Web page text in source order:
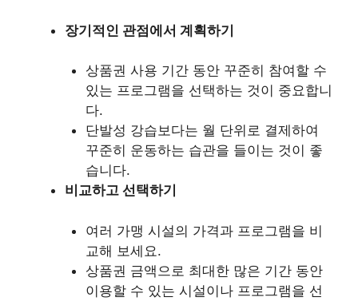
장기적인 관점에서 계획하기
상품권 사용 기간 동안 꾸준히 참여할 수
있는 프로그램을 선택하는 것이 중요합니
다.
단발성 강습보다는 월 단위로 결제하여
꾸준히 운동하는 습관을 들이는 것이 좋
습니다.
비교하고 선택하기
여러 가맹 시설의 가격과 프로그램을 비
교해 보세요.
상품권 금액으로 최대한 많은 기간 동안
이용할 수 있는 시설이나 프로그램을 선